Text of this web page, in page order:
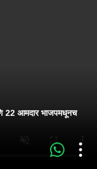
आमदार भाजपमधूनच